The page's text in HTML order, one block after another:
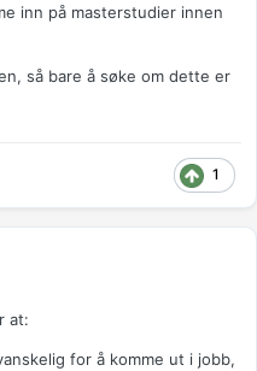
inn på masterstudier innen
så bare å søke om dette er
1
at:
for å komme ut i jobb,